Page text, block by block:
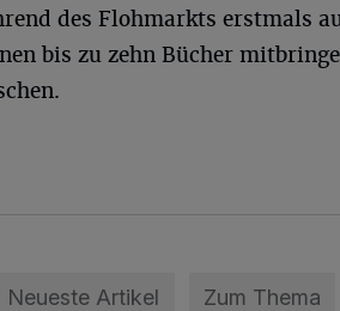
des Flohmarkts erstmals
bis zu zehn Bücher
Neueste Artikel Zum Thema